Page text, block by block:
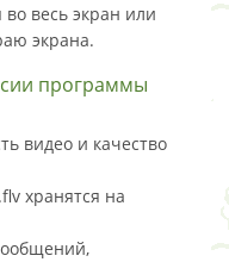
весь экран или
экрана.
программы
видео и качество
хранятся на